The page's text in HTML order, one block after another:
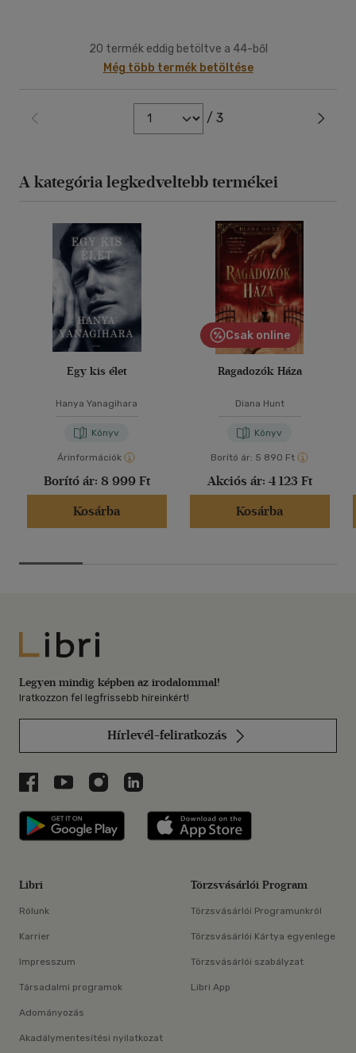
20 termék eddig betöltve a 44-ből
Még több termék betöltése
/ 3
A kategória legkedveltebb termékei
Egy kis élet
Hanya Yanagihara
Könyv
Árinformációk
Borító ár: 8 999 Ft
Kosárba
Csak online
Ragadozók Háza
Diana Hunt
Könyv
Borító ár: 5 890 Ft
Akciós ár: 4 123 Ft
Kosárba
Libri
Legyen mindig képben az irodalommal!
Iratkozzon fel legfrissebb híreinkért!
Hírlevél-feliratkozás
Libri a Facebookon
Libri a Youtube-on
Libri az Instagramon
Libri a LinkedInen
Libri applikáció Szerezd meg: Google
Libri
Rólunk
Karrier
Impresszum
Társadalmi programok
Adományozás
Akadálymentesítési nyilatkozat
Törzsvásárlói Program
Törzsvásárlói Programunkról
Törzsvásárlói Kártya egyenlege
Törzsvásárlói szabályzat
Libri App